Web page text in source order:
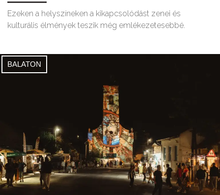
Ezeken a helyszíneken a kikapcsolódást zenei és
kulturális élmények teszik még emlékezetesebbé.
BALATON